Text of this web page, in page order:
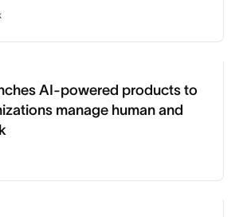
AI-powered products to
manage human and